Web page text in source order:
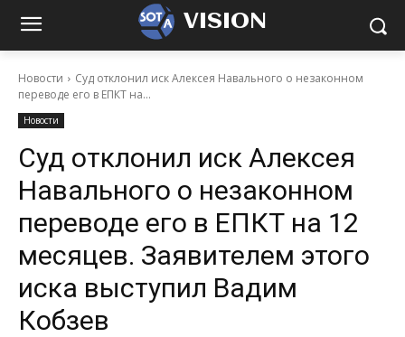
VISION
Новости
Суд отклонил иск Алексея Навального о незаконном
переводе его в ЕПКТ на...
Новости
Суд отклонил иск Алексея
Навального о незаконном
переводе его в ЕПКТ на 12
месяцев. Заявителем этого
иска выступил Вадим
Кобзев